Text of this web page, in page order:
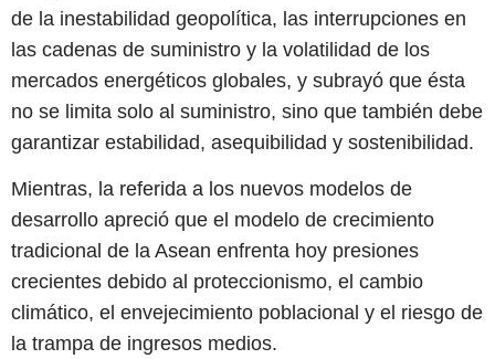
de la inestabilidad geopolítica, las interrupciones en
las cadenas de suministro y la volatilidad de los
mercados energéticos globales, y subrayó que ésta
no se limita solo al suministro, sino que también debe
garantizar estabilidad, asequibilidad y sostenibilidad.
Mientras, la referida a los nuevos modelos de
desarrollo apreció que el modelo de crecimiento
tradicional de la Asean enfrenta hoy presiones
crecientes debido al proteccionismo, el cambio
climático, el envejecimiento poblacional y el riesgo de
la trampa de ingresos medios.